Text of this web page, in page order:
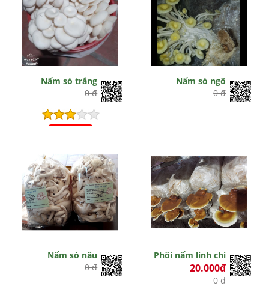
Nấm sò trắng
0 đ
Nấm sò ngô
0 đ
Nấm sò nâu
0 đ
Phôi nấm linh chi
20.000đ
0 đ